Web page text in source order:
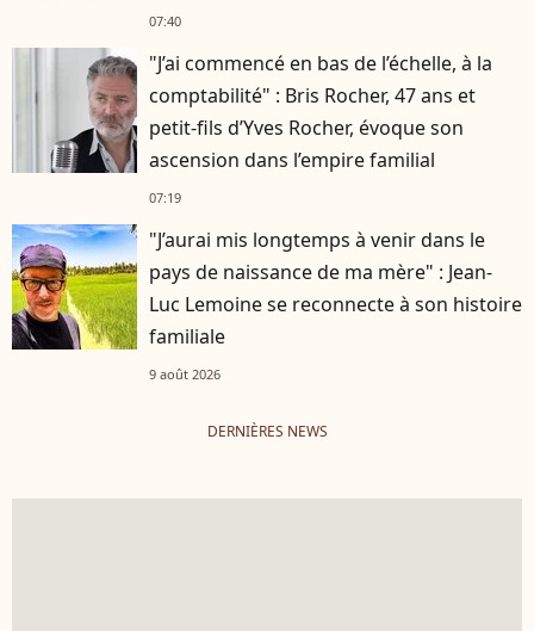
07:40
"J’ai commencé en bas de l’échelle, à la
comptabilité" : Bris Rocher, 47 ans et
petit-fils d’Yves Rocher, évoque son
ascension dans l’empire familial
07:19
"J’aurai mis longtemps à venir dans le
pays de naissance de ma mère" : Jean-
Luc Lemoine se reconnecte à son histoire
familiale
9 août 2026
DERNIÈRES NEWS